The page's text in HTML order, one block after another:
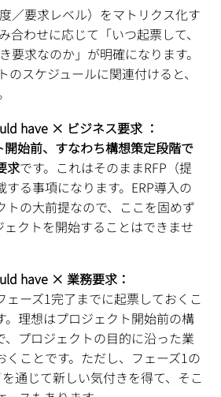
／要求レベル）をマトリクス化す
合わせに応じて「いつ起票して、
要求なのか」が明確になります。
のスケジュールに関連付けると、
have × ビジネス要求 ：
開始前、すなわち構想策定段階で
求です。これはそのままRFP（提
する事項になります。ERP導入の
トの大前提なので、ここを固めず
ェクトを開始することはできませ
have × 業務要求：
ェーズ1完了までに起票しておくこ
。理想はプロジェクト開始前の構
、プロジェクトの目的に沿った業
くことです。ただし、フェーズ1の
を通じて新しい気付きを得て、そこ